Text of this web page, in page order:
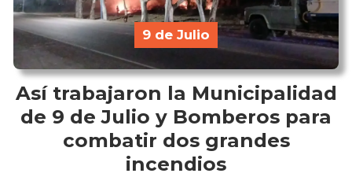
Así trabajaron la Municipalidad
de 9 de Julio y Bomberos para
combatir dos grandes
incendios
9 de Julio